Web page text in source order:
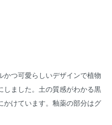
つ可愛らしいデザインで植物
しました。土の質感がわかる黒
かけています。釉薬の部分はグ